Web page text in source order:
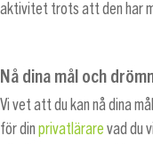
aktivitet trots att den har
Nå dina mål och
Vi vet att du kan nå dina
för din privatlärare vad du